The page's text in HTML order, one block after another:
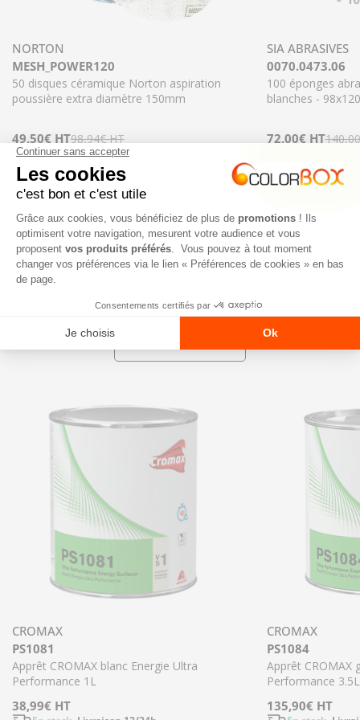
NORTON
MESH_POWER120
50 disques céramique Norton aspiration
poussière extra diamètre 150mm
Prix
vente
49,50€ HT
Prix
régulier
98,94€HT
En stock- Livraison 12/24h
SIA ABRASIVES
0070.0473.06
100 éponges
blanches -
Prix
de
72,00€ HT
Prix
régulier
Diminuer
NOS NOUVEAUTÉS
CROMAX
PS1081
Apprêt CROMAX blanc Energie Ultra
Performance 1L
Prix
38,99€ HT
CROMAX
PS1084
Apprêt CROMAX
Performance 3.5L
Prix
135,90€ HT